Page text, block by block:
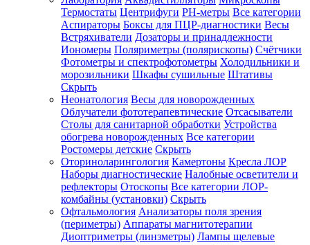
Термостаты Центрифуги PH-метры Все категории
Аспираторы Боксы для ПЦР-диагностики Весы
Встряхиватели Дозаторы и принадлежности
Иономеры Поляриметры (полярископы) Счётчики
Фотометры и спектрофотометры Холодильники и
морозильники Шкафы сушильные Штативы
Скрыть
Неонатология Весы для новорожденных
Облучатели фототерапевтические Отсасыватели
Столы для санитарной обработки Устройства
обогрева новорожденных Все категории
Ростомеры детские Скрыть
Оториноларингология Камертоны Кресла ЛОР
Наборы диагностические Налобные осветители и
рефлекторы Отоскопы Все категории ЛОР-
комбайны (установки) Скрыть
Офтальмология Анализаторы поля зрения
(периметры) Аппараты магнитотерапии
Диоптриметры (линзметры) Лампы щелевые